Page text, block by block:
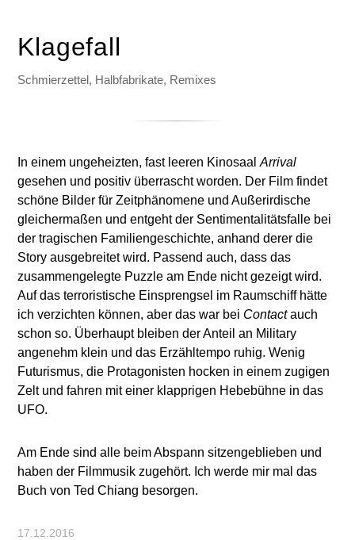
Klagefall
Schmierzettel, Halbfabrikate, Remixes
In einem ungeheizten, fast leeren KinosaalArrival
gesehen und positiv überrascht worden. Der Film findet
schöne Bilder für Zeitphänomene und Außerirdische
gleichermaßen und entgeht der Sentimentalitätsfalle bei
der tragischen Familiengeschichte, anhand derer die
Story ausgebreitet wird. Passend auch, dass das
zusammengelegte Puzzle am Ende nicht gezeigt wird.
Auf das terroristische Einsprengsel im Raumschiff hätte
ich verzichten können, aber das war bei Contactauch
schon so. Überhaupt bleiben der Anteil an Military
angenehm klein und das Erzähltempo ruhig. Wenig
Futurismus, die Protagonisten hocken in einem zugigen
Zelt und fahren mit einer klapprigen Hebebühne in das
UFO.
Am Ende sind alle beim Abspann sitzengeblieben und
haben der Filmmusik zugehört. Ich werde mir mal das
Buch von Ted Chiang besorgen.
17.12.2016